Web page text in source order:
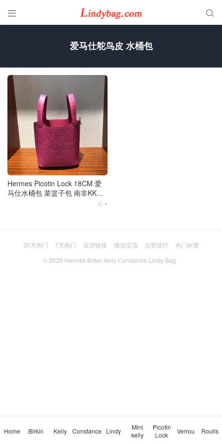
 
爱马仕鸵鸟皮 水桶包
Hermes Picotin Lock 18CM 爱
马仕水桶包 菜篮子包 南非KK鸵
 4
30天热门 7天热门 友情链接 微信交流 点赞排行
热门标签
© 2026 Hermès Birkin kelly Constance Lindy Bag
Home Birkin Kelly Constance Lindy
Mini
kelly
Picotin
Lock
Verrou Roulis